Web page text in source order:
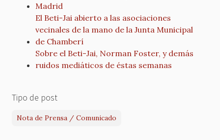
Madrid
El Beti-Jai abierto a las asociaciones
vecinales de la mano de la Junta Municipal
de Chamberí
Sobre el Beti-Jai, Norman Foster, y demás
ruidos mediáticos de éstas semanas
Tipo de post
Nota de Prensa / Comunicado